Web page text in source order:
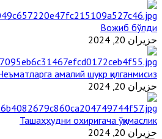
Вожиб бўлди
حزيران 20, 2024
амалий шукр қилганмисиз?
حزيران 20, 2024
Ташаҳҳудни охиригача ўқимаслик
حزيران 20, 2024